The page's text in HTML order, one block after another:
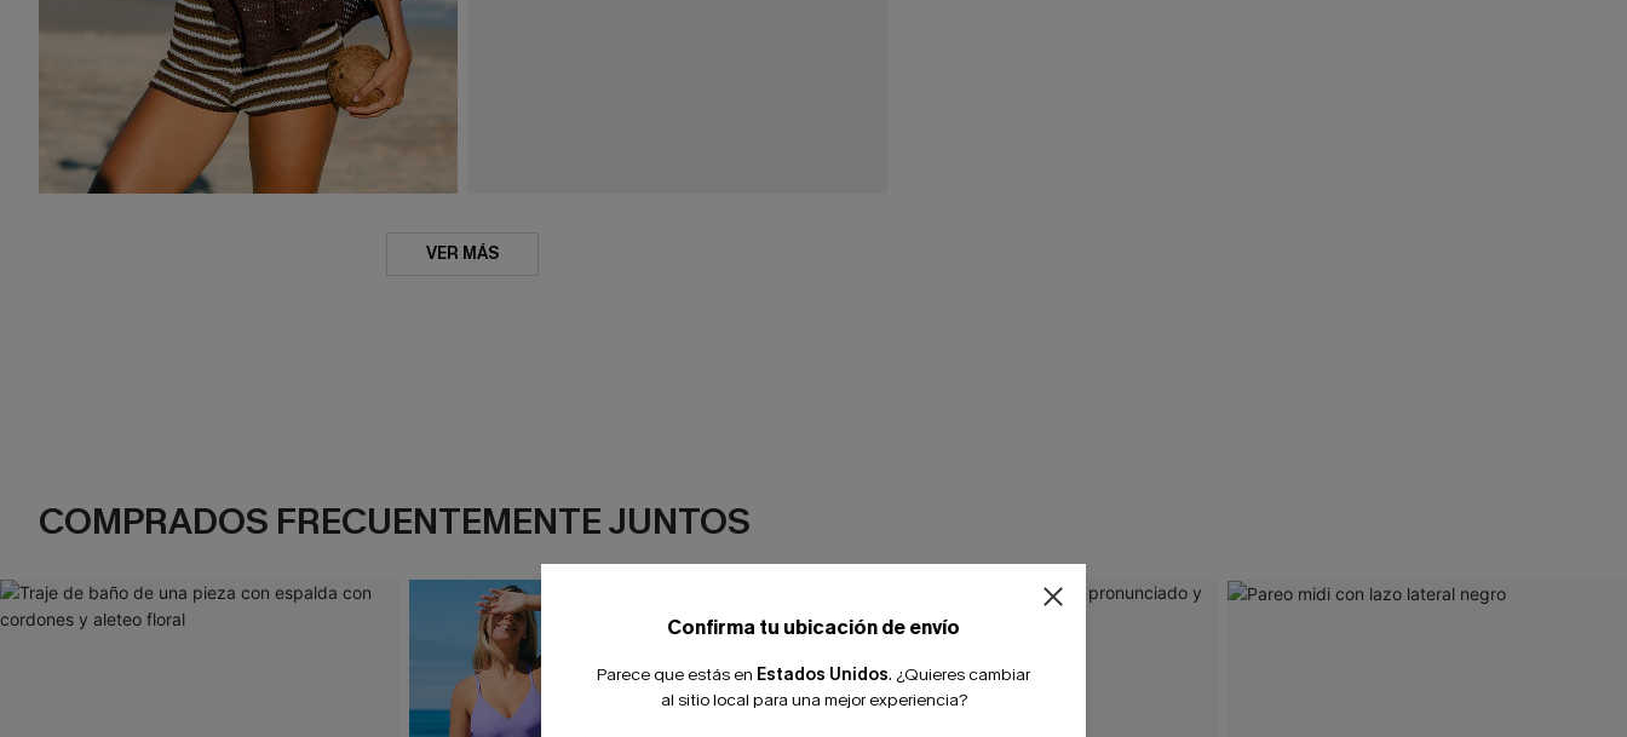
VER MÁS
COMPRADOS FRECUENTEMENTE JUNTOS
Confirma tu ubicación de envío
Parece que estás en Estados Unidos. ¿Quieres cambiar
al sitio local para una mejor experiencia?
-10% extra sin compra mínima